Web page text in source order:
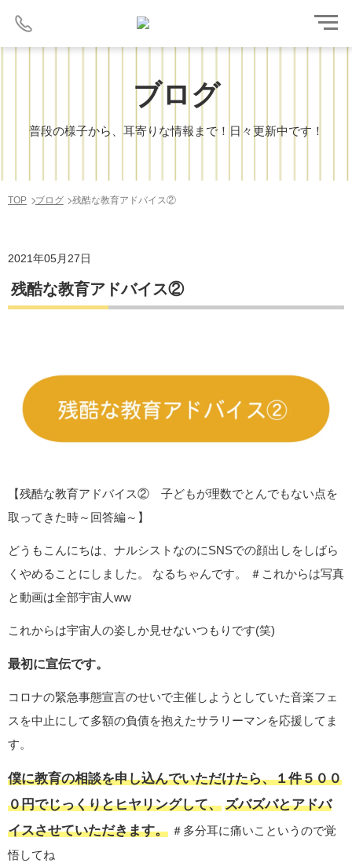
ブログ
普段の様子から、耳寄りな情報まで！日々更新中です！
TOP ブログ 残酷な教育アドバイス②
2021年05月27日
残酷な教育アドバイス②
【残酷な教育アドバイス② 子どもが理数でとんでもない点を
取ってきた時～回答編～】
どうもこんにちは、ナルシストなのにSNSでの顔出しをしばら
くやめることにしました。 なるちゃんです。 ＃これからは写真
と動画は全部宇宙人ww
これからは宇宙人の姿しか見せないつもりです(笑)
最初に宣伝です。
コロナの緊急事態宣言のせいで主催しようとしていた音楽フェ
スを中止にして多額の負債を抱えたサラリーマンを応援してま
す。
僕に教育の相談を申し込んでいただけたら、１件５００
０円でじっくりとヒヤリングして、 ズバズバとアドバ
イスさせていただきます。 ＃多分耳に痛いこというので覚
悟してね